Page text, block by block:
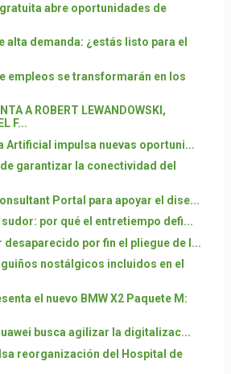
abre oportunidades de
alta demanda: ¿estás listo para el
empleos se transformarán en los
A ROBERT LEWANDOWSKI,
F...
Artificial impulsa nuevas oportuni...
garantizar la conectividad del
Portal para apoyar el dise...
sudor: por qué el entretiempo defi...
desaparecido por fin el pliegue de l...
nostálgicos incluidos en el
el nuevo BMW X2 Paquete M:
busca agilizar la digitalizac...
reorganización del Hospital de